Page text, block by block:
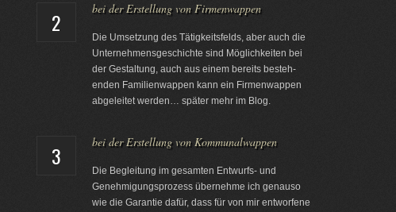
2 bei der Erstellung von Firmenwappen
Die Umsetzung des Tätigkeitsfelds, aber auch die
Unternehmensgeschichte sind Möglichkeiten bei
der Gestaltung, auch aus einem bereits besteh-
enden Familienwappen kann ein Firmenwappen
abgeleitet werden… später mehr im Blog.
3 bei der Erstellung von Kommunalwappen
Die Begleitung im gesamten Entwurfs- und
Genehmigungsprozess übernehme ich genauso
wie die Garantie dafür, dass für von mir entworfene